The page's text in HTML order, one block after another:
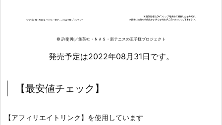
© 許斐 剛／集英社・ＮＡＳ・新テニスの王子様プロジェクト
発売予定は2022年08月31日です。
【最安値チェック】
【アフィリエイトリンク】を使用しています